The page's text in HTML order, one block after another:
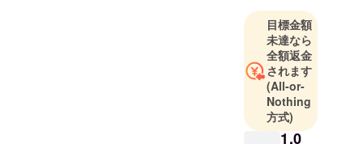
中！
沖縄の魅力
よ世界中に
届け！
今回クラウ
ドファン
目標金額
未達なら
全額返金
されます
(All-or-
Nothing
方式)
1,0